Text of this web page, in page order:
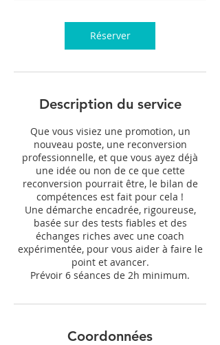
Réserver
Description du service
Que vous visiez une promotion, un
nouveau poste, une reconversion
professionnelle, et que vous ayez déjà
une idée ou non de ce que cette
reconversion pourrait être, le bilan de
compétences est fait pour cela !
Une démarche encadrée, rigoureuse,
basée sur des tests fiables et des
échanges riches avec une coach
expérimentée, pour vous aider à faire le
point et avancer.
Prévoir 6 séances de 2h minimum.
Coordonnées